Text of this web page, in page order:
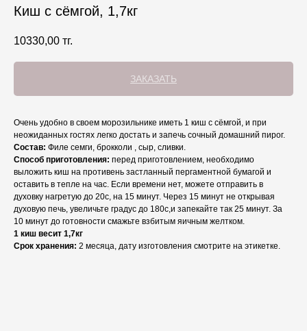
Киш с сёмгой, 1,7кг
10330,00 тг.
ЗАКАЗАТЬ
Очень удобно в своем морозильнике иметь 1 киш с сёмгой, и при
неожиданных гостях легко достать и запечь сочный домашний пирог.
Состав: Филе семги, брокколи , сыр, сливки.
Способ приготовления: перед приготовлением, необходимо
выложить киш на противень застланный пергаментной бумагой и
оставить в тепле на час. Если времени нет, можете отправить в
духовку нагретую до 20с, на 15 минут. Через 15 минут не открывая
духовую печь, увеличьте градус до 180с,и запекайте так 25 минут. За
10 минут до готовности смажьте взбитым яичным желтком.
1 киш весит 1,7кг
Срок хранения: 2 месяца, дату изготовления смотрите на этикетке.